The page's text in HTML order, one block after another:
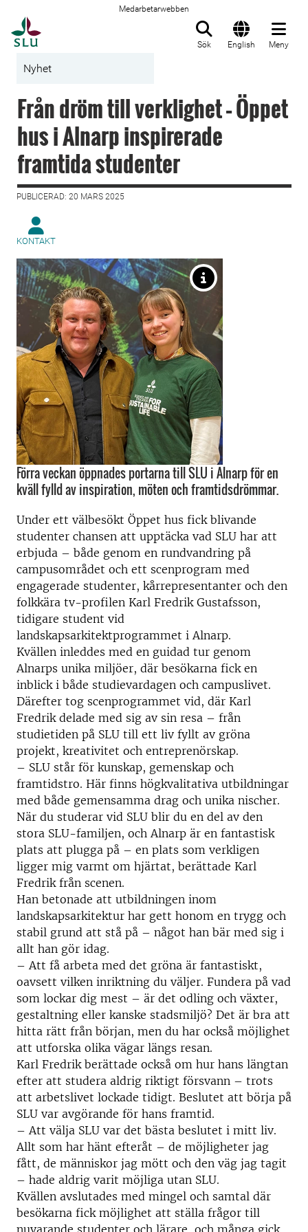
Medarbetarwebben
Sök English Meny
Nyhet
Från dröm till verklighet – Öppet
hus i Alnarp inspirerade
framtida studenter
PUBLICERAD: 20 MARS 2025
KONTAKT
Förra veckan öppnades portarna till SLU i Alnarp för en
kväll fylld av inspiration, möten och framtidsdrömmar.
Under ett välbesökt Öppet hus fick blivande
studenter chansen att upptäcka vad SLU har att
erbjuda – både genom en rundvandring på
campusområdet och ett scenprogram med
engagerade studenter, kårrepresentanter och den
folkkära tv-profilen Karl Fredrik Gustafsson,
tidigare student vid
landskapsarkitektprogrammet i Alnarp.
Kvällen inleddes med en guidad tur genom
Alnarps unika miljöer, där besökarna fick en
inblick i både studievardagen och campuslivet.
Därefter tog scenprogrammet vid, där Karl
Fredrik delade med sig av sin resa – från
studietiden på SLU till ett liv fyllt av gröna
projekt, kreativitet och entreprenörskap.
– SLU står för kunskap, gemenskap och
framtidstro. Här finns högkvalitativa utbildningar
med både gemensamma drag och unika nischer.
När du studerar vid SLU blir du en del av den
stora SLU-familjen, och Alnarp är en fantastisk
plats att plugga på – en plats som verkligen
ligger mig varmt om hjärtat, berättade Karl
Fredrik från scenen.
Han betonade att utbildningen inom
landskapsarkitektur har gett honom en trygg och
stabil grund att stå på – något han bär med sig i
allt han gör idag.
– Att få arbeta med det gröna är fantastiskt,
oavsett vilken inriktning du väljer. Fundera på vad
som lockar dig mest – är det odling och växter,
gestaltning eller kanske stadsmiljö? Det är bra att
hitta rätt från början, men du har också möjlighet
att utforska olika vägar längs resan.
Karl Fredrik berättade också om hur hans längtan
efter att studera aldrig riktigt försvann – trots
att arbetslivet lockade tidigt. Beslutet att börja på
SLU var avgörande för hans framtid.
– Att välja SLU var det bästa beslutet i mitt liv.
Allt som har hänt efteråt – de möjligheter jag
fått, de människor jag mött och den väg jag tagit
– hade aldrig varit möjliga utan SLU.
Kvällen avslutades med mingel och samtal där
besökarna fick möjlighet att ställa frågor till
nuvarande studenter och lärare, och många gick